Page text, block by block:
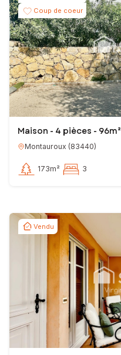
Coup de coeur
Maison - 4 pièces - 96m²
Montauroux (83440)
173m² 3
Vendu